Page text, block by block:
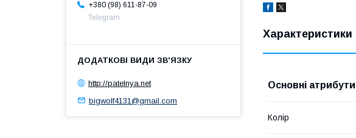
Характеристики
Основні атрибути
Колір
+380 (98) 611-87-09
Telegram
http://patelnya.net
bigwolf4131@gmail.com